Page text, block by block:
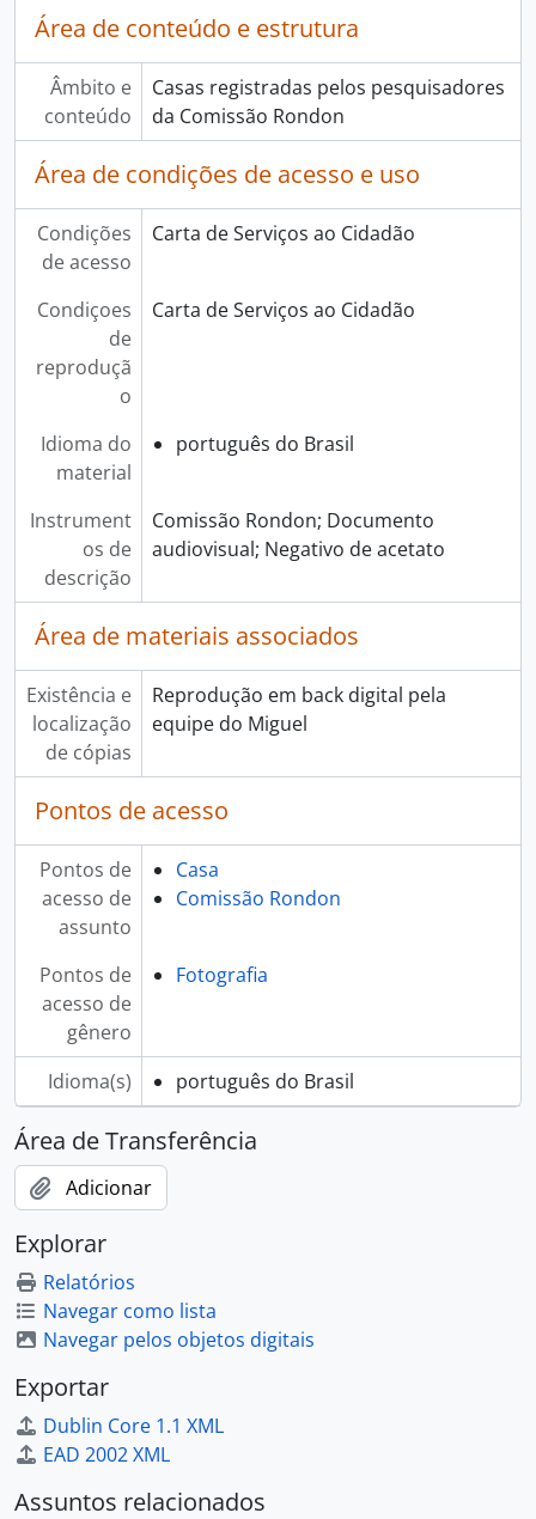
Área de conteúdo e estrutura
Âmbito e
conteúdo
Casas registradas pelos pesquisadores
da Comissão Rondon
Área de condições de acesso e uso
Condições
de acesso
Carta de Serviços ao Cidadão
Condiçoes
de
reproduçã
o
Carta de Serviços ao Cidadão
Idioma do
material
português do Brasil
Instrument
os de
descrição
Comissão Rondon; Documento
audiovisual; Negativo de acetato
Área de materiais associados
Existência e
localização
de cópias
Reprodução em back digital pela
equipe do Miguel
Pontos de acesso
Pontos de
acesso de
assunto
Casa
Comissão Rondon
Pontos de
acesso de
gênero
Fotografia
Idioma(s) português do Brasil
Área de Transferência
Adicionar
Explorar
Relatórios
Navegar como lista
Navegar pelos objetos digitais
Exportar
Dublin Core 1.1 XML
EAD 2002 XML
Assuntos relacionados